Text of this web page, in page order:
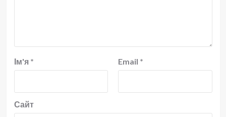
Ім'я * Email *
Сайт